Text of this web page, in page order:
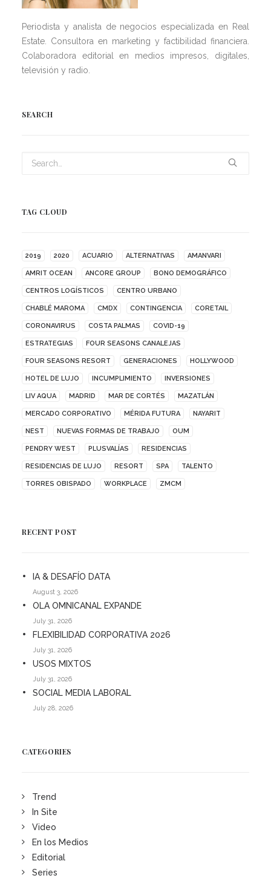
Periodista y analista de negocios especializada en Real
Estate. Consultora en marketing y factibilidad financiera.
Colaboradora editorial en medios impresos, digitales,
televisión y radio.
SEARCH
TAG CLOUD
2019 2020 ACUARIO ALTERNATIVAS AMANVARI
AMRIT OCEAN ANCORE GROUP BONO DEMOGRÁFICO
CENTROS LOGÍSTICOS CENTRO URBANO
CHABLÉ MAROMA CMDX CONTINGENCIA CORETAIL
CORONAVIRUS COSTA PALMAS COVID-19
ESTRATEGIAS FOUR SEASONS CANALEJAS
FOUR SEASONS RESORT GENERACIONES HOLLYWOOD
HOTEL DE LUJO INCUMPLIMIENTO INVERSIONES
LIV AQUA MADRID MAR DE CORTÉS MAZATLÁN
MERCADO CORPORATIVO MÉRIDA FUTURA NAYARIT
NEST NUEVAS FORMAS DE TRABAJO OUM
PENDRY WEST PLUSVALÍAS RESIDENCIAS
RESIDENCIAS DE LUJO RESORT SPA TALENTO
TORRES OBISPADO WORKPLACE ZMCM
RECENT POST
IA & DESAFÍO DATA
August 3, 2026
OLA OMNICANAL EXPANDE
July 31, 2026
FLEXIBILIDAD CORPORATIVA 2026
July 31, 2026
USOS MIXTOS
July 31, 2026
SOCIAL MEDIA LABORAL
July 28, 2026
CATEGORIES
Trend
In Site
Video
En los Medios
Editorial
Series